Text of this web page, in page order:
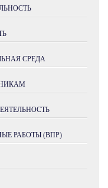
СРЕДА
РАБОТЫ (ВПР)